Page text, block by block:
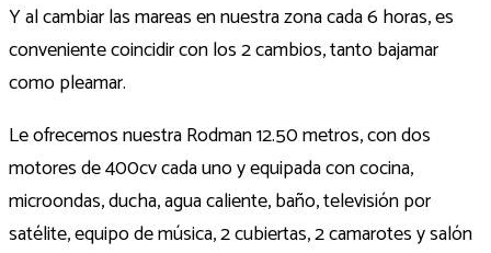
Y al cambiar las mareas en nuestra zona cada 6 horas, es
conveniente coincidir con los 2 cambios, tanto bajamar
como pleamar.
Le ofrecemos nuestra Rodman 12.50 metros, con dos
motores de 400cv cada uno y equipada con cocina,
microondas, ducha, agua caliente, baño, televisión por
satélite, equipo de música, 2 cubiertas, 2 camarotes y salón